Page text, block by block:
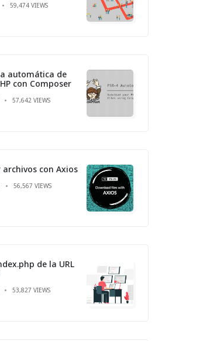
59,474 VIEWS
automática de
con Composer
57,642 VIEWS
archivos con Axios
56,567 VIEWS
de la URL
53,827 VIEWS